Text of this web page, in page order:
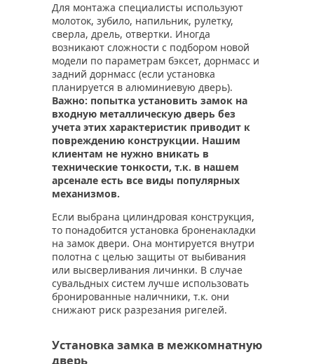
Для монтажа специалисты используют
молоток, зубило, напильник, рулетку,
сверла, дрель, отвертки. Иногда
возникают сложности с подбором новой
модели по параметрам бэксет, дорнмасс и
задний дорнмасс (если установка
планируется в алюминиевую дверь).
Важно: попытка установить замок на
входную металлическую дверь без
учета этих характеристик приводит к
повреждению конструкции. Нашим
клиентам не нужно вникать в
технические тонкости, т.к. в нашем
арсенале есть все виды популярных
механизмов.
Если выбрана цилиндровая конструкция,
то понадобится установка броненакладки
на замок двери. Она монтируется внутри
полотна с целью защиты от выбивания
или высверливания личинки. В случае
сувальдных систем лучше использовать
бронированные наличники, т.к. они
снижают риск разрезания ригелей.
Установка замка в межкомнатную
дверь